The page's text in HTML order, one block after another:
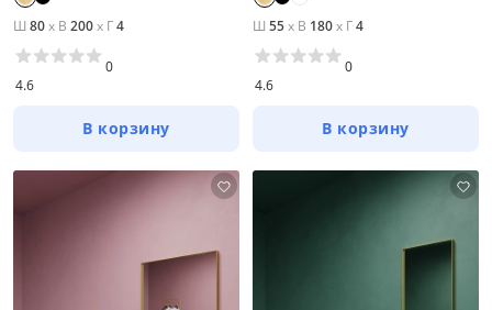
Ш 80x В 200x Г4
4.6
0
В корзину
Ш 55x В 180x Г4
4.6
0
В корзину